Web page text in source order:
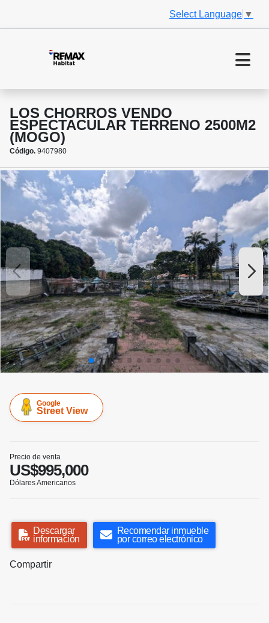
Select Language ▼
LOS CHORROS VENDO
ESPECTACULAR TERRENO 2500M2
(MOGO)
Código. 9407980
Google
Street View
Precio de venta
US$995,000
Dólares Americanos
Descargar
información
Recomendar inmueble
por correo electrónico
Compartir